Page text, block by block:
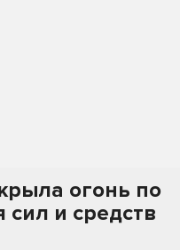
огонь по
сил и средств